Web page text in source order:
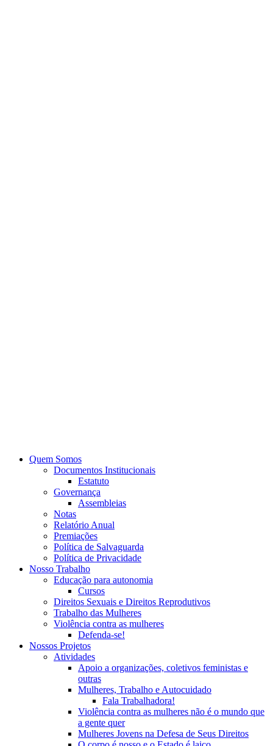
Quem Somos
Documentos Institucionais
Estatuto
Governança
Assembleias
Notas
Relatório Anual
Premiações
Política de Salvaguarda
Política de Privacidade
Nosso Trabalho
Educação para autonomia
Cursos
Direitos Sexuais e Direitos Reprodutivos
Trabalho das Mulheres
Violência contra as mulheres
Defenda-se!
Nossos Projetos
Atividades
Apoio a organizações, coletivos feministas e
outras
Mulheres, Trabalho e Autocuidado
Fala Trabalhadora!
Violência contra as mulheres não é o mundo que
a gente quer
Mulheres Jovens na Defesa de Seus Direitos